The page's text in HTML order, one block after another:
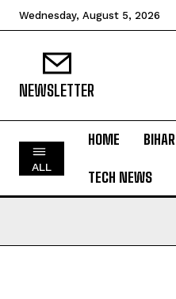
BIHAR
Wednesday, August 5, 2026
NEWSLETTER
ALL
HOME BIHAR
TECH NEWS